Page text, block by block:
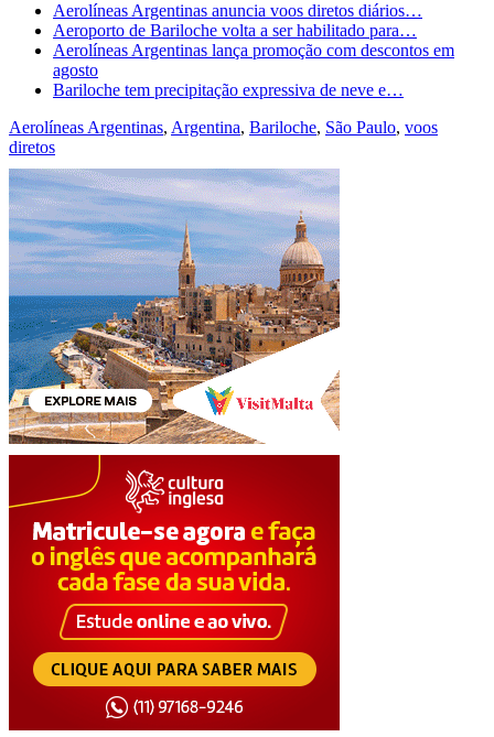
Aerolíneas Argentinas anuncia voos diretos diários…
Aeroporto de Bariloche volta a ser habilitado para…
Aerolíneas Argentinas lança promoção com descontos em
agosto
Bariloche tem precipitação expressiva de neve e…
Aerolíneas Argentinas, Argentina, Bariloche, São Paulo, voos
diretos